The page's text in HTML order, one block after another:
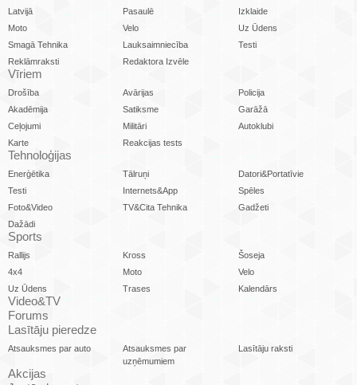
Latvijā Pasaulē
Izklaide
Moto
Velo
Uz Ūdens
Smagā Tehnika
Lauksaimniecība
Testi
Reklāmraksti
Redaktora Izvēle
Vīriem
Drošība Avārijas
Policija
Akadēmija
Satiksme
Garāžā
Ceļojumi
Militāri
Autoklubi
Karte
Reakcijas tests
Tehnoloģijas
Enerģētika Tālruņi
Datori&Portatīvie
Testi
Internets&App
Spēles
Foto&Video
TV&Cita Tehnika
Gadžeti
Dažādi
Sports
Rallijs Kross
Šoseja
4x4
Moto
Velo
Uz Ūdens
Trases Kalendārs
Video&TV
Forums
Lasītāju pieredze
Atsauksmes par auto
Atsauksmes par
uzņēmumiem
Lasītāju raksti
Akcijas